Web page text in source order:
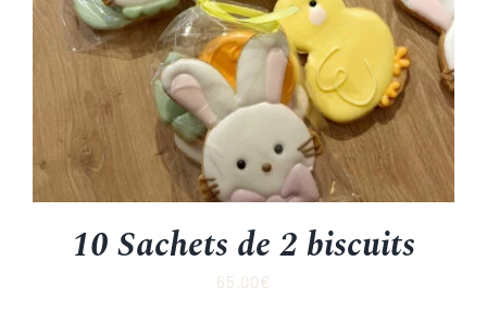
10 Sachets de 2 biscuits
65.00€